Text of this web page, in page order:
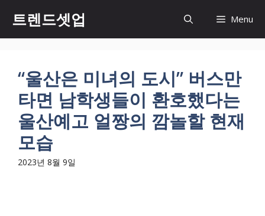
츠
트렌드셋업 Menu
“울산은 미녀의 도시” 버스만
타면 남학생들이 환호했다는
울산예고 얼짱의 깜놀할 현재
모습
2023년 8월 9일